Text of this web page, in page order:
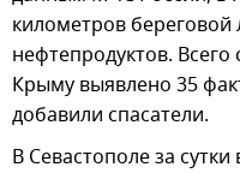
километров
нефтепродуктов.
Крыму выявлено 35
добавили спасатели.
В Севастополе за